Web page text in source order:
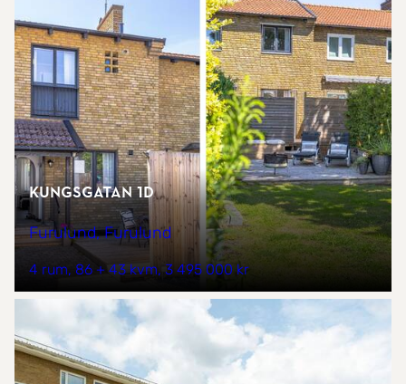
Kungsgatan 1D
Furulund, Furulund
4 rum 86 + 43 kvm 3 495 000 kr